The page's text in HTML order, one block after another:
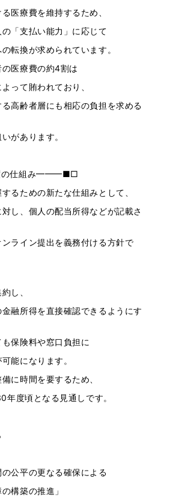
医療費を維持するため、
「支払い能力」に応じて
転換が求められています。
医療費の約4割は
って賄われており、
高齢者層にも相応の負担を求める
があります。
仕組み━━━■□
るための新たな仕組みとして、
し、個人の配当所得などが記載さ
ンライン提出を義務付ける方針で
し、
融所得を直接確認できるようにす
保険料や窓口負担に
能になります。
に時間を要するため、
年度頃となる見通しです。
の公平の更なる確保による
構築の推進」